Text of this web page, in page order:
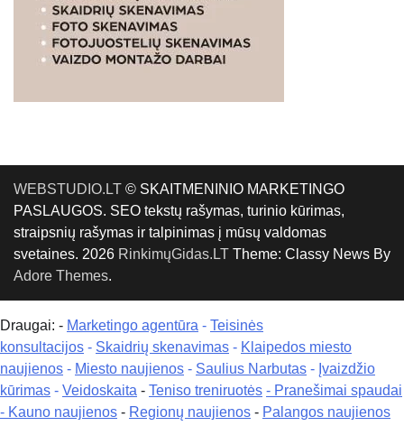
WEBSTUDIO.LT © SKAITMENINIO MARKETINGO
PASLAUGOS. SEO tekstų rašymas, turinio kūrimas,
straipsnių rašymas ir talpinimas į mūsų valdomas
svetaines. 2026 RinkimųGidas.LT Theme: Classy News By
Adore Themes.
Draugai: - Marketingo agentūra - Teisinės
konsultacijos - Skaidrių skenavimas - Klaipedos miesto
naujienos - Miesto naujienos - Saulius Narbutas - Įvaizdžio
kūrimas - Veidoskaita - Teniso treniruotės - Pranešimai spaudai
- Kauno naujienos - Regionų naujienos - Palangos naujienos